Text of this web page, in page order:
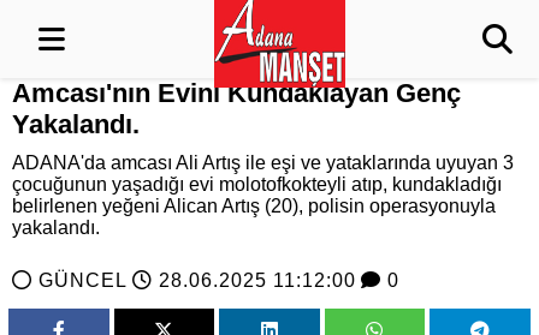
Amcası'nın Evini Kundaklayan Genç
Yakalandı.
ADANA'da amcası Ali Artış ile eşi ve yataklarında uyuyan 3
çocuğunun yaşadığı evi molotofkokteyli atıp, kundakladığı
belirlenen yeğeni Alican Artış (20), polisin operasyonuyla
yakalandı.
GÜNCEL 28.06.2025 11:12:00 0